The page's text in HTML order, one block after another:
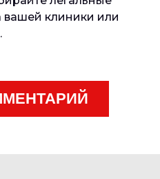
вашей клиники или